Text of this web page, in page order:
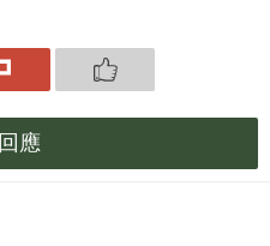
回應